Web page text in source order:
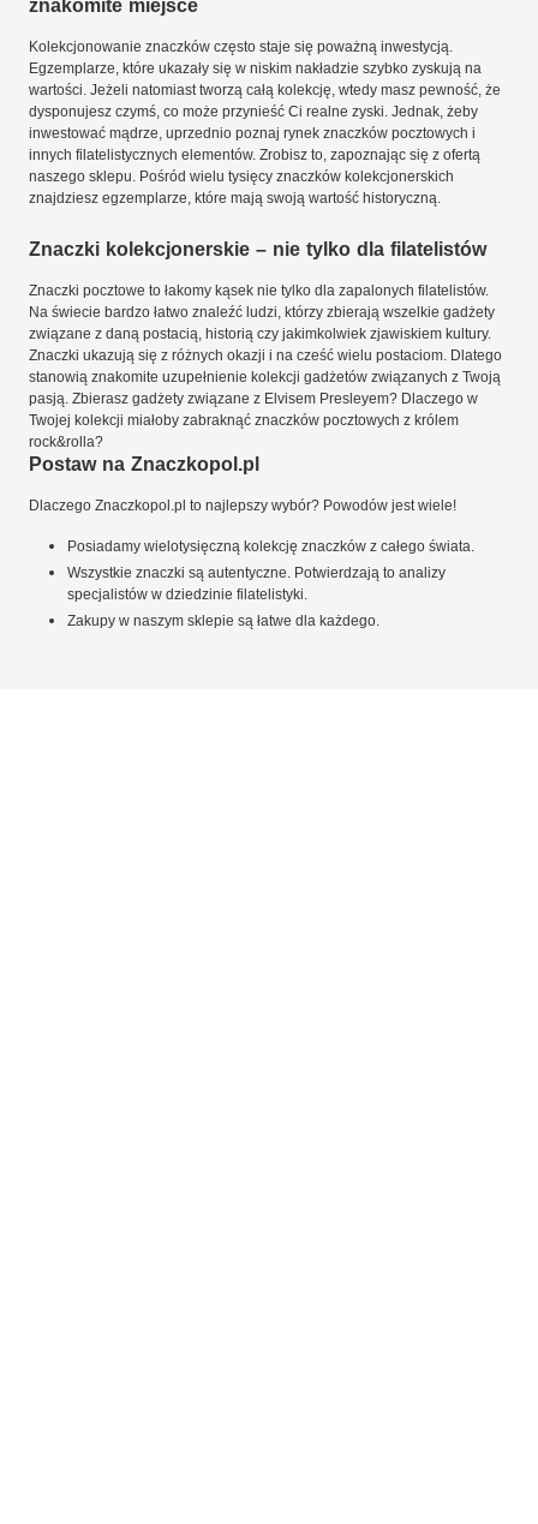
znakomite miejsce
Kolekcjonowanie znaczków często staje się poważną inwestycją.
Egzemplarze, które ukazały się w niskim nakładzie szybko zyskują na
wartości. Jeżeli natomiast tworzą całą kolekcję, wtedy masz pewność, że
dysponujesz czymś, co może przynieść Ci realne zyski. Jednak, żeby
inwestować mądrze, uprzednio poznaj rynek znaczków pocztowych i
innych filatelistycznych elementów. Zrobisz to, zapoznając się z ofertą
naszego sklepu. Pośród wielu tysięcy znaczków kolekcjonerskich
znajdziesz egzemplarze, które mają swoją wartość historyczną.
Znaczki kolekcjonerskie – nie tylko dla filatelistów
Znaczki pocztowe to łakomy kąsek nie tylko dla zapalonych filatelistów.
Na świecie bardzo łatwo znaleźć ludzi, którzy zbierają wszelkie gadżety
związane z daną postacią, historią czy jakimkolwiek zjawiskiem kultury.
Znaczki ukazują się z różnych okazji i na cześć wielu postaciom. Dlatego
stanowią znakomite uzupełnienie kolekcji gadżetów związanych z Twoją
pasją. Zbierasz gadżety związane z Elvisem Presleyem? Dlaczego w
Twojej kolekcji miałoby zabraknąć znaczków pocztowych z królem
rock&rolla?
Postaw na Znaczkopol.pl
Dlaczego Znaczkopol.pl to najlepszy wybór? Powodów jest wiele!
Posiadamy wielotysięczną kolekcję znaczków z całego świata.
Wszystkie znaczki są autentyczne. Potwierdzają to analizy
specjalistów w dziedzinie filatelistyki.
Zakupy w naszym sklepie są łatwe dla każdego.